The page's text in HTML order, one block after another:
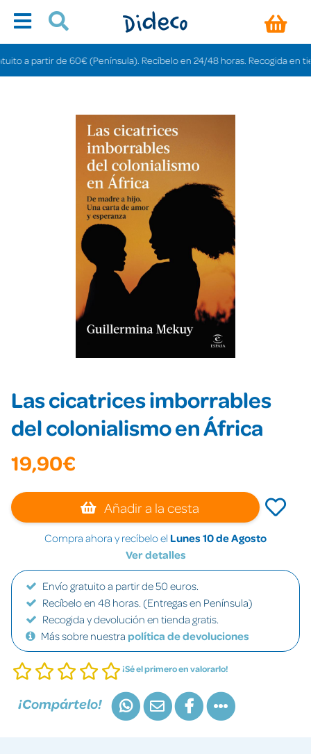
a partir de 60€ (Península). Recíbelo en 24/48 horas. Recogida en
Las cicatrices imborrables
del colonialismo en África
19,90€
Añadir a la cesta
Compra ahora y recíbelo el Lunes 10 de Agosto
Ver detalles
Envío gratuito a partir de 50 euros.
Recíbelo en 48 horas. (Entregas en Península)
Recogida y devolución en tienda gratis.
Más sobre nuestra política de devoluciones
¡Sé el primero en valorarlo!
¡Compártelo!